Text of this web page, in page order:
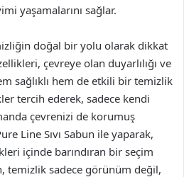
yaşamalarını sağlar.
doğal bir yolu olarak dikkat
çevreye olan duyarlılığı ve
sağlıklı hem de etkili bir temizlik
tercih ederek, sadece kendi
çevrenizi de korumuş
Line Sıvı Sabun ile yaparak,
içinde barındıran bir seçim
temizlik sadece görünüm değil,